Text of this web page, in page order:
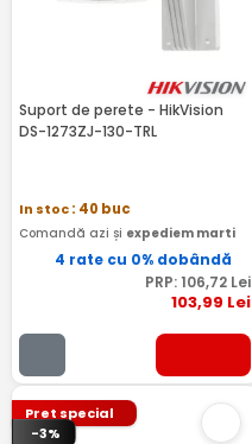
Suport de perete - HikVision
DS-1273ZJ-130-TRL
In stoc: 40 buc
Comandă azi și expediem marti
4 rate cu 0% dobândă
PRP: 106,72Lei
103,99 Lei
Pret special
-3%